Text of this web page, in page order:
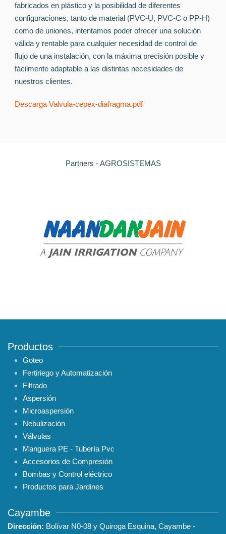
fabricados en plástico y la posibilidad de diferentes
configuraciones, tanto de material (PVC-U, PVC-C o PP-H)
como de uniones, intentamos poder ofrecer una solución
válida y rentable para cualquier necesidad de control de
flujo de una instalación, con la máxima precisión posible y
fácilmente adaptable a las distintas necesidades de
nuestros clientes.
Descarga Valvula-cepex-diafragma.pdf
Partners - AGROSISTEMAS
Productos
Goteo
Fertiriego y Automatización
Filtrado
Aspersión
Microaspersión
Nebulización
Válvulas
Manguera PE - Tubería Pvc
Accesorios de Compresión
Bombas y Control eléctrico
Productos para Jardines
Cayambe
Dirección: Bolívar N0-08 y Quiroga Esquina, Cayambe -